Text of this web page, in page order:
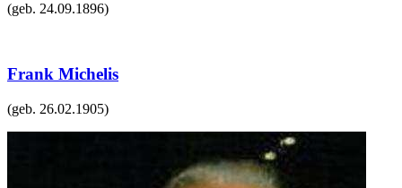
(geb. 24.09.1896)
Frank Michelis
(geb. 26.02.1905)